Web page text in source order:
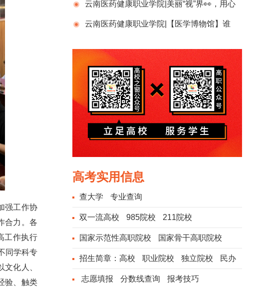
强工作协
合力。各
工作执行
同学科专
化人、
验、触类
暨“劳模精神进课堂”纪实
首 双国奖→专升本全省第一 “时间诗人”许泽
青： 以心态执笔，用标准研墨，在光阴卷上孤
云南医药健康职业学院|美丽“视”界👀，用心
呵护，多一份关爱，多一份“睛”彩，一起守护眼
云南医药健康职业学院|【医学博物馆】谁
式」，越吃越轻盈！
高考实用信息
查大学 专业查询
双一流高校 985院校 211院校
国家示范性高职院校 国家骨干高职院校
招生简章： 高校 职业院校 独立院校 民办
院校志愿填报 分数线查询 报考技巧